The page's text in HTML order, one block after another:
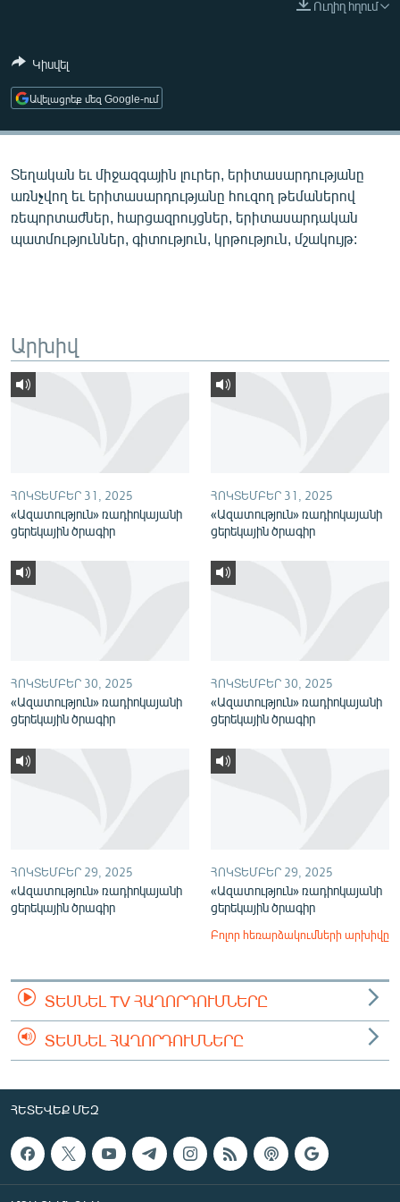
ՄԵԿՆԱԲԱՆՈՒԹՅՈՒՆ
ԿՈՐՈՆԱՎԻՐՈՒՍ
ԱՐԽԻՎ
ՏԵՍԱՆՅՈՒԹԵՐ
ՓՈԴՔԱՍԹ
Հայերեն
ՀԵՏԵՎԵՔ ՄԵԶ
Ուղիղ հղում
Կիսվել
Ավելացրեք մեզ Google-ում
Տեղական եւ միջազգային լուրեր, երիտասարդությանը
առնչվող եւ երիտասարդությանը հուզող թեմաներով
ռեպորտաժներ, հարցազրույցներ, երիտասարդական
պատմություններ, գիտություն, կրթություն, մշակույթ:
Արխիվ
ՀՈԿՏԵՄԲԵՐ 31, 2025
«Ազատություն» ռադիոկայանի
ցերեկային ծրագիր
ՀՈԿՏԵՄԲԵՐ 31, 2025
«Ազատություն» ռադիոկայանի
ցերեկային ծրագիր
ՀՈԿՏԵՄԲԵՐ 30, 2025
«Ազատություն» ռադիոկայանի
ցերեկային ծրագիր
ՀՈԿՏԵՄԲԵՐ 30, 2025
«Ազատություն» ռադիոկայանի
ցերեկային ծրագիր
ՀՈԿՏԵՄԲԵՐ 29, 2025
«Ազատություն» ռադիոկայանի
ցերեկային ծրագիր
ՀՈԿՏԵՄԲԵՐ 29, 2025
«Ազատություն» ռադիոկայանի
ցերեկային ծրագիր
Բոլոր հեռարձակումների արխիվը
ՏԵՍՆԵԼ TV ՀԱՂՈՐԴՈՒՄՆԵՐԸ
ՏԵՍՆԵԼ ՀԱՂՈՐԴՈՒՄՆԵՐԸ
ՀԵՏԵՎԵՔ ՄԵԶ